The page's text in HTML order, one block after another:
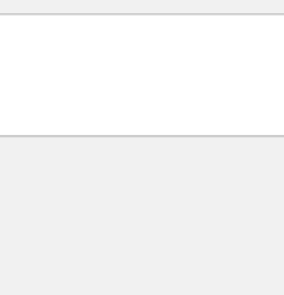
Expenditures